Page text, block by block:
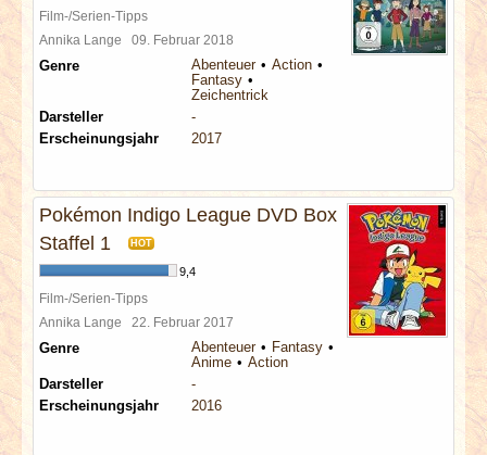
Film-/Serien-Tipps
Annika Lange 09. Februar 2018
Genre Abenteuer
Action
Fantasy
Zeichentrick
Darsteller
-
Erscheinungsjahr
2017
Pokémon Indigo League DVD Box
Staffel 1
HOT
9,4
Film-/Serien-Tipps
Annika Lange 22. Februar 2017
Genre Abenteuer
Fantasy
Anime
Action
Darsteller
-
Erscheinungsjahr
2016